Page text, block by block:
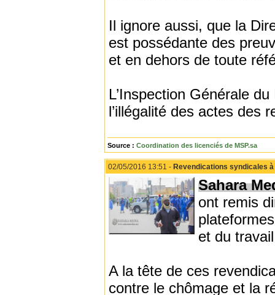
Il ignore aussi, que la
est possédante des
et en dehors de toute
L’Inspection Générale
l’illégalité des actes des
Source : Coordination des licenciés de MSP.sa
02/05/2016 13:51 - Revendications syndicales
Sahara
ont remis
et du
A la tête de ces
contre le chômage et la